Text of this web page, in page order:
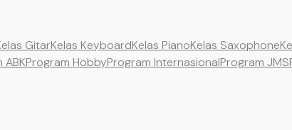
GitarKelas KeyboardKelas PianoKelas Saxophone
ABKProgram HobbyProgram InternasionalProgram JMS